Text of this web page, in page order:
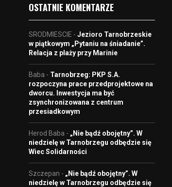
e
o
OSTATNIE KOMENTARZE
SRODMIESCIE - Jezioro Tarnobrzeskie
w piątkowym „Pytaniu na śniadanie”.
Relacja z plaży przy Marinie
Baba - Tarnobrzeg: PKP S.A.
rozpoczyna prace przedprojektowe na
dworcu. Inwestycja ma być
zsynchronizowana z centrum
przesiadkowym
Herod Baba - „Nie bądź obojętny”. W
niedzielę w Tarnobrzegu odbędzie się
Wiec Solidarności
Szczepan - „Nie bądź obojętny”. W
niedzielę w Tarnobrzegu odbędzie się